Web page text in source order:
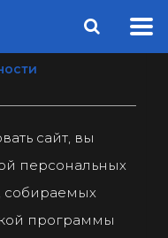
сайт, вы
персональных
собираемых
программы